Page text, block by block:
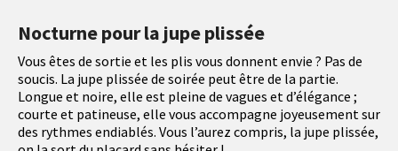
Nocturne pour la jupe plissée
Vous êtes de sortie et les plis vous donnent envie ? Pas de
soucis. La jupe plissée de soirée peut être de la partie.
Longue et noire, elle est pleine de vagues et d’élégance ;
courte et patineuse, elle vous accompagne joyeusement sur
des rythmes endiablés. Vous l’aurez compris, la jupe plissée,